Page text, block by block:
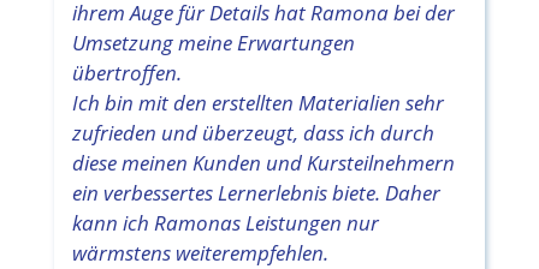
ihrem Auge für Details hat Ramona bei der
Umsetzung meine Erwartungen
übertroffen.
Ich bin mit den erstellten Materialien sehr
zufrieden und überzeugt, dass ich durch
diese meinen Kunden und Kursteilnehmern
ein verbessertes Lernerlebnis biete. Daher
kann ich Ramonas Leistungen nur
wärmstens weiterempfehlen.